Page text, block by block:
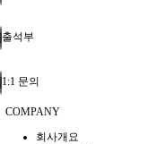
출석부
1:1 문의
COMPANY
회사개요